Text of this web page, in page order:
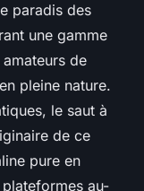
paradis des
une gamme
de
pleine nature.
le saut à
de ce
pure en
au-